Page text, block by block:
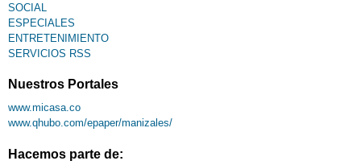
SOCIAL
ESPECIALES
ENTRETENIMIENTO
SERVICIOS RSS
Nuestros Portales
www.micasa.co
www.qhubo.com/epaper/manizales/
Hacemos parte de: